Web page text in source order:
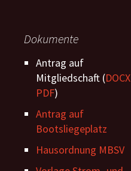
Dokumente
Antrag auf
Mitgliedschaft (DOCX
PDF)
Antrag auf
Bootsliegeplatz
Hausordnung MBSV